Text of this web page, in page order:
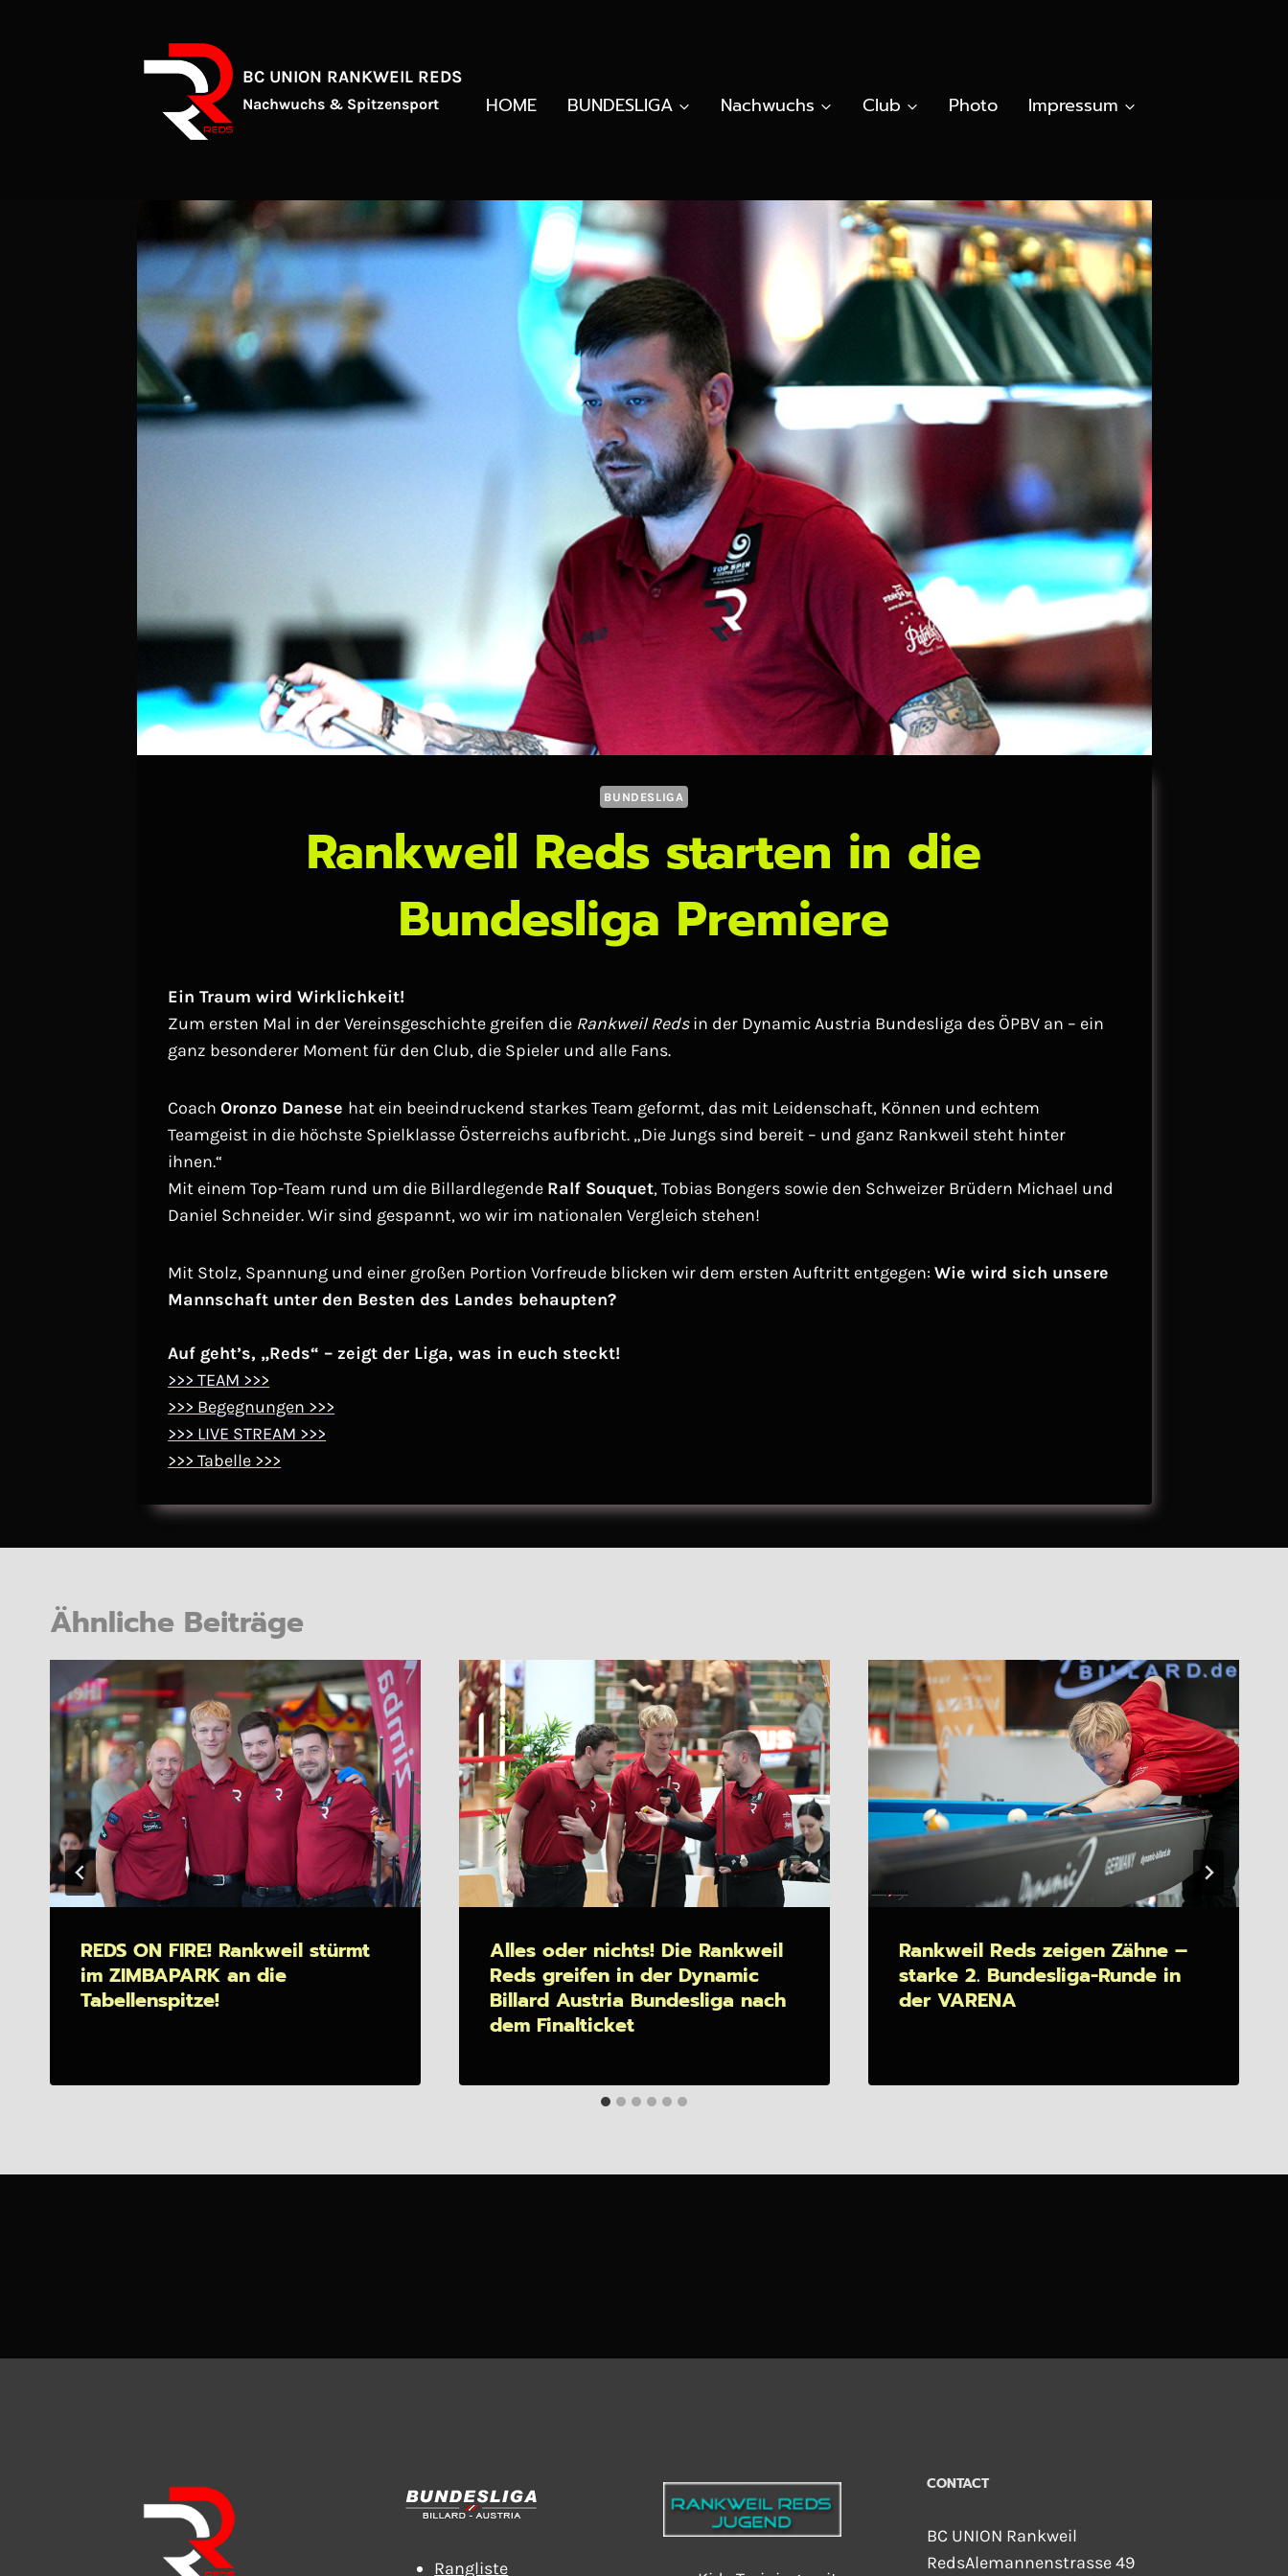
BC UNION RANKWEIL REDS
Nachwuchs & Spitzensport HOME BUNDESLIGA Nachwuchs Club Photo Impressum
BUNDESLIGA
Rankweil Reds starten in die
Bundesliga Premiere
Ein Traum wird Wirklichkeit!
Zum ersten Mal in der Vereinsgeschichte greifen die Rankweil Redsin der Dynamic Austria Bundesliga des ÖPBV an – ein
ganz besonderer Moment für den Club, die Spieler und alle Fans.
CoachOronzo Danese hat ein beeindruckend starkes Team geformt, das mit Leidenschaft, Können und echtem
Teamgeist in die höchste Spielklasse Österreichs aufbricht. „Die Jungs sind bereit – und ganz Rankweil steht hinter
ihnen.“
Mit einem Top-Team rund um die Billardlegende Ralf Souquet, Tobias Bongers sowie den Schweizer Brüdern Michael und
Daniel Schneider. Wir sind gespannt, wo wir im nationalen Vergleich stehen!
Mit Stolz, Spannung und einer großen Portion Vorfreude blicken wir dem ersten Auftritt entgegen:Wie wird sich unsere
Mannschaft unter den Besten des Landes behaupten?
Auf geht’s, „Reds“ – zeigt der Liga, was in euch steckt!
>>> TEAM >>>
>>> Begegnungen >>>
>>> LIVE STREAM >>>
>>> Tabelle >>>
Ähnliche Beiträge
REDS ON FIRE! Rankweil stürmt
im ZIMBAPARK an die
Tabellenspitze!
Alles oder nichts! Die Rankweil
Reds greifen in der Dynamic
Billard Austria Bundesliga nach
dem Finalticket
Rankweil Reds zeigen Zähne –
starke 2. Bundesliga-Runde in
der VARENA
Rangliste
CONTACT
BC UNION Rankweil
RedsAlemannenstrasse 49